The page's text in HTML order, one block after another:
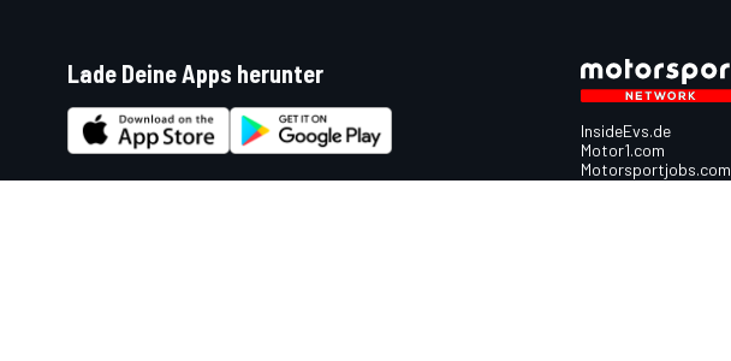
Lade Deine Apps herunter
InsideEvs.de
Motor1.com
Motorsportjobs.com